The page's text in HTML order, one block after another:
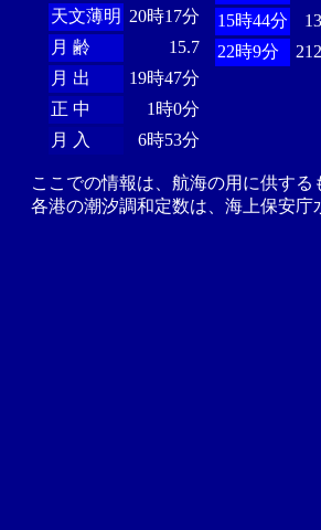
天文薄明 20時17分
月 齢
15.7
月 出
19時47分
正 中
1時0分
月 入
6時53分
15時44分
22時9分
ここでの情報は、航海の用に供す
各港の潮汐調和定数は、海上保安